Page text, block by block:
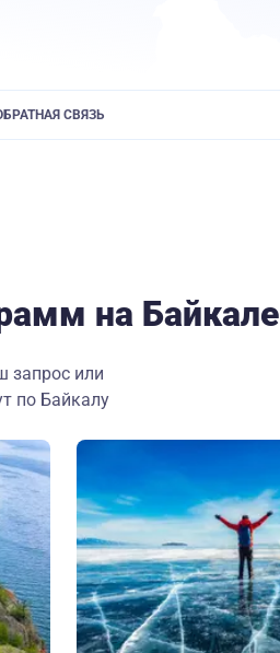
СВЯЗЬ
на Байкале
запрос или
по Байкалу